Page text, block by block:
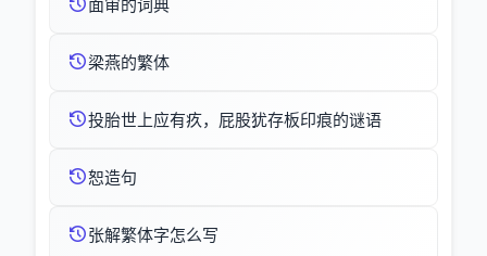
面审的词典
梁燕的繁体
投胎世上应有疚，屁股犹存板印痕的谜语
恕造句
张解繁体字怎么写